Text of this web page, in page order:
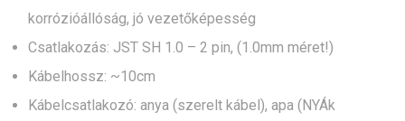
korrózióállóság, jó vezetőképesség
Csatlakozás: JST SH 1.0 – 2 pin, (1.0mm méret!)
Kábelhossz: ~10cm
Kábelcsatlakozó: anya (szerelt kábel), apa (NYÁk